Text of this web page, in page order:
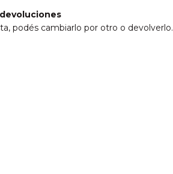
podés cambiarlo por otro o devolverlo.